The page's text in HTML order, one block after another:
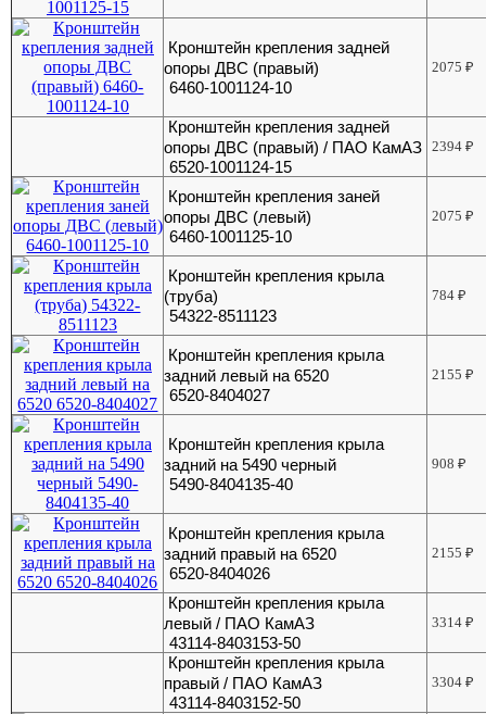
Кронштейн крепления задней
опоры ДВС (правый)
6460-1001124-10
2075₽
Кронштейн крепления задней
опоры ДВС (правый) / ПАО КамАЗ
6520-1001124-15
2394₽
Кронштейн крепления заней
опоры ДВС (левый)
6460-1001125-10
2075₽
Кронштейн крепления крыла
(труба)
54322-8511123
784₽
Кронштейн крепления крыла
задний левый на 6520
6520-8404027
2155₽
Кронштейн крепления крыла
задний на 5490 черный
5490-8404135-40
908₽
Кронштейн крепления крыла
задний правый на 6520
6520-8404026
2155₽
Кронштейн крепления крыла
левый / ПАО КамАЗ
43114-8403153-50
3314₽
Кронштейн крепления крыла
правый / ПАО КамАЗ
43114-8403152-50
3304₽